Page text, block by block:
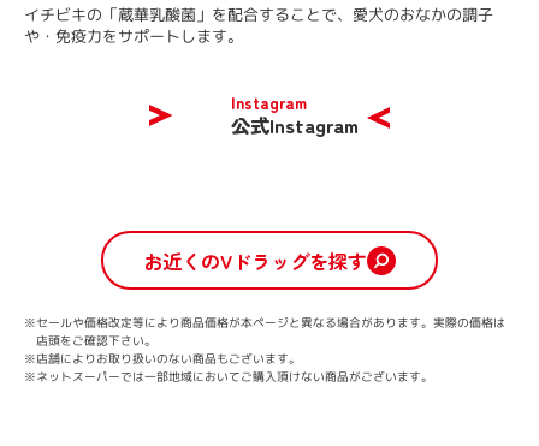
イチビキの「蔵華乳酸菌」を配合することで、愛犬のおなかの調子
や・免疫力をサポートします。
Instagram
公式Instagram
お近くのVドラッグを探す
※セールや価格改定等により商品価格が本ページと異なる場合があります。実際の価格は
店頭をご確認下さい。
※店舗によりお取り扱いのない商品もございます。
※ネットスーパーでは一部地域においてご購入頂けない商品がございます。